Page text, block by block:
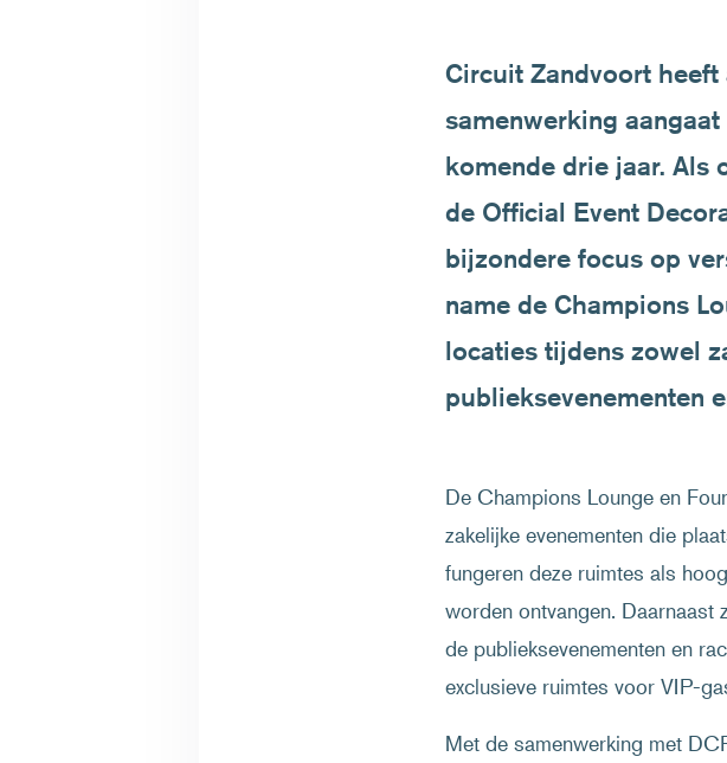
Circuit Zandvoort
samenwerking
komende drie jaar. Als
de Official Event
bijzondere focus op
name de Champions
locaties tijdens zowel
publieksevenementen
De Champions Lounge en
zakelijke evenementen die
fungeren deze ruimtes als
worden ontvangen. Daarnaast
de publieksevenementen en
exclusieve ruimtes voor VIP-
Met de samenwerking met